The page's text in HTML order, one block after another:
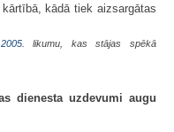
kādā tiek aizsargātas
. likumu, kas stājas spēkā
dienesta uzdevumi augu